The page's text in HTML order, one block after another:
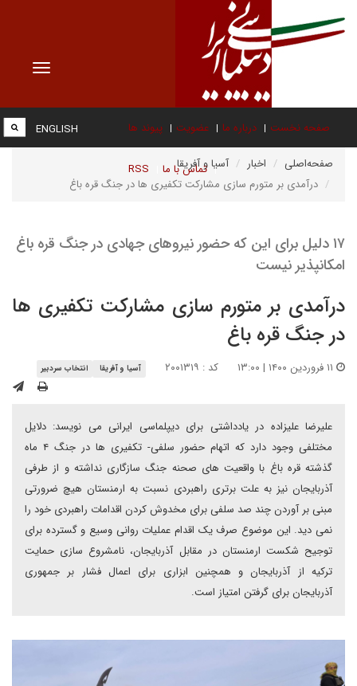
Toggle
صفحه نخست درباره ما عضویت پیوند ها
تماس با ما RSS
ENGLISH
صفحه‌اصلی اخبار
آسیا و آفریقا
درآمدی بر متورم سازی مشارکت تکفیری ها در جنگ قره باغ
۱۷ دلیل برای این که حضور نیروهای جهادی در جنگ قره باغ
امکانپذیر نیست
درآمدی بر متورم سازی مشارکت تکفیری ها
در جنگ قره باغ
کد : ۲۰۰۱۳۱۹ آسیا و آفریقا انتخاب سردبیر
علیرضا علیزاده در یادداشتی برای دیپلماسی ایرانی می نویسد: دلایل
مختلفی وجود دارد که اتهام حضور سلفی- تکفیری ها در جنگ ۴ ماه
گذشته قره باغ با واقعیت های صحنه جنگ سازگاری نداشته و از طرفی
آذربایجان نیز به علت برتری راهبردی نسبت به ارمنستان هیچ ضرورتی
مبنی بر آوردن چند صد سلفی برای مخدوش کردن اقدامات راهبردی خود را
نمی دید. این موضوع صرف یک اقدام عملیات روانی وسیع و گسترده برای
توجیح شکست ارمنستان در مقابل آذربایجان، نامشروع سازی حمایت
ترکیه از آذربایجان و همچنین ابزاری برای اعمال فشار بر جمهوری
آذربایجان برای گرفتن امتیاز است.